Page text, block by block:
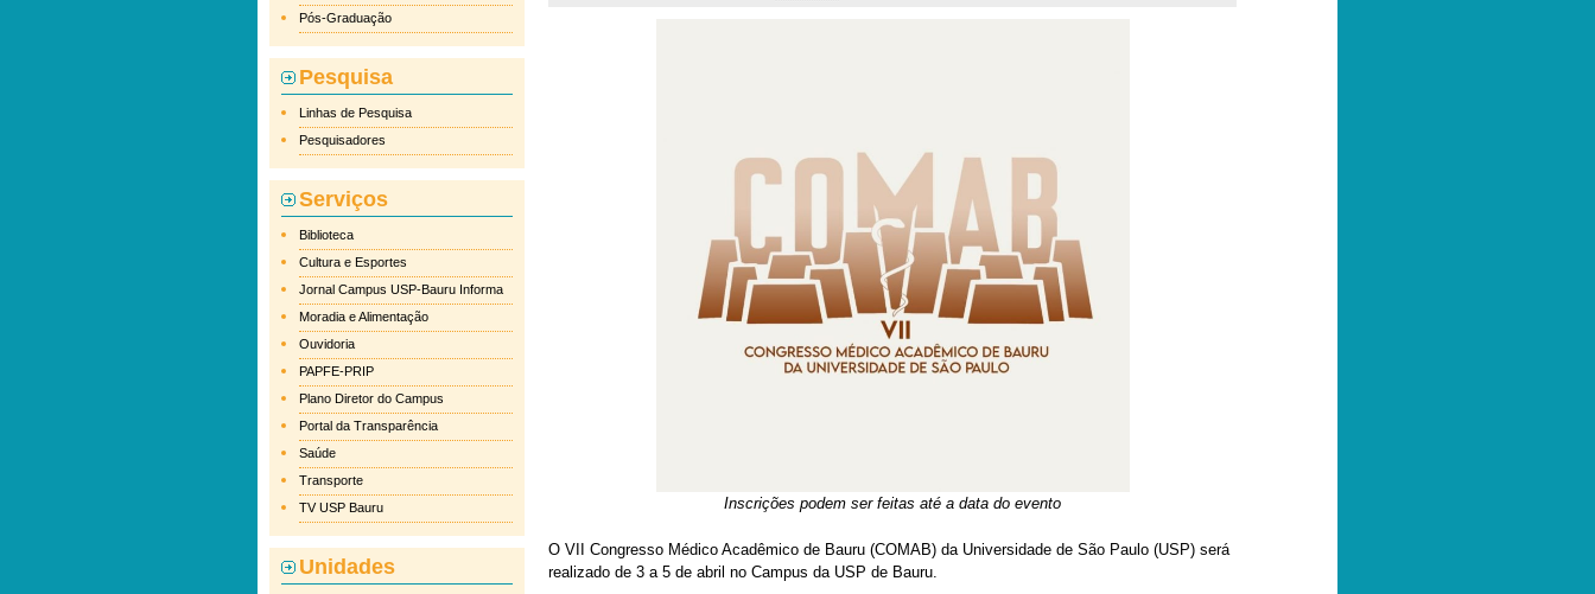
Pós-Graduação
Pesquisa
Linhas de Pesquisa
Pesquisadores
Serviços
Biblioteca
Cultura e Esportes
Jornal Campus USP-Bauru Informa
Moradia e Alimentação
Ouvidoria
PAPFE-PRIP
Plano Diretor do Campus
Portal da Transparência
Saúde
Transporte
TV USP Bauru
Unidades
Inscrições podem ser feitas até a data do evento
O VII Congresso Médico Acadêmico de Bauru (COMAB) da Universidade de São Paulo (USP) será
realizado de 3 a 5 de abril no Campus da USP de Bauru.